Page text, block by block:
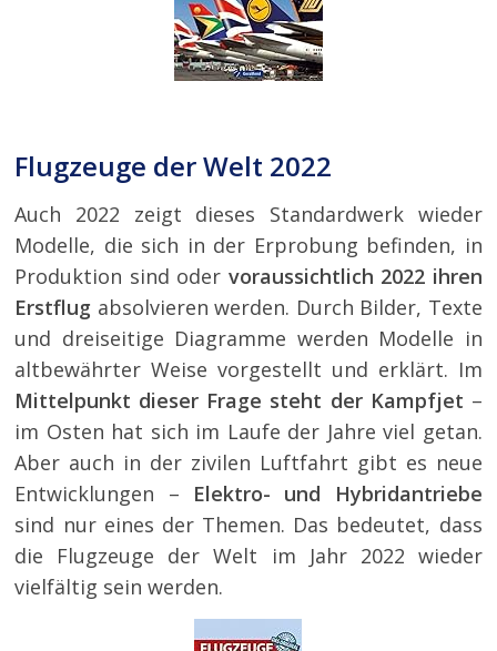
Flugzeuge der Welt 2022
Auch 2022 zeigt dieses Standardwerk wieder
Modelle, die sich in der Erprobung befinden, in
Produktion sind oder voraussichtlich 2022 ihren
Erstflug absolvieren werden. Durch Bilder, Texte
und dreiseitige Diagramme werden Modelle in
altbewährter Weise vorgestellt und erklärt. Im
Mittelpunkt dieser Frage steht der Kampfjet –
im Osten hat sich im Laufe der Jahre viel getan.
Aber auch in der zivilen Luftfahrt gibt es neue
Entwicklungen – Elektro- und Hybridantriebe
sind nur eines der Themen. Das bedeutet, dass
die Flugzeuge der Welt im Jahr 2022 wieder
vielfältig sein werden.